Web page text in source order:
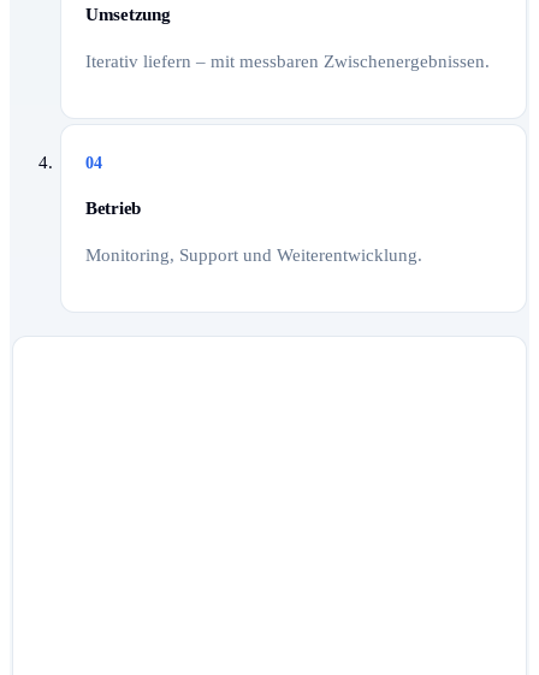
Umsetzung
Iterativ liefern – mit messbaren Zwischenergebnissen.
04
Betrieb
Monitoring, Support und Weiterentwicklung.